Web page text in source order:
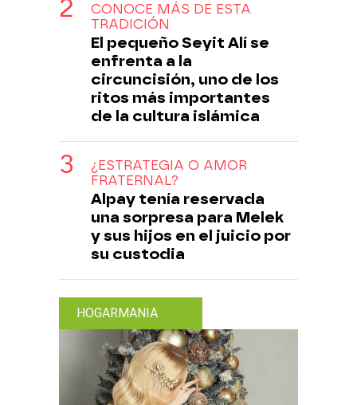
CONOCE MÁS DE ESTA
TRADICIÓN
El pequeño Seyit Alí se
enfrenta a la
circuncisión, uno de los
ritos más importantes
de la cultura islámica
¿ESTRATEGIA O AMOR
FRATERNAL?
Alpay tenía reservada
una sorpresa para Melek
y sus hijos en el juicio por
su custodia
HOGARMANIA